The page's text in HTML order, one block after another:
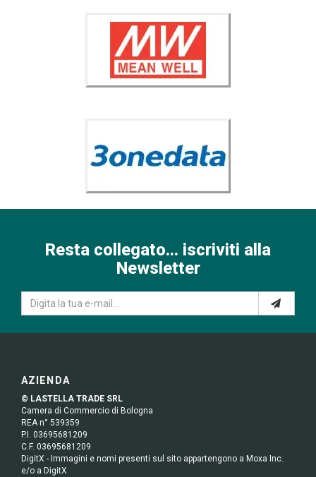
Resta collegato... iscriviti alla
Newsletter
AZIENDA
© LASTELLA TRADE SRL
Camera di Commercio di Bologna
REA n° 539359
P.I. 03695681209
C.F. 03695681209
DigitX - Immagini e nomi presenti sul sito appartengono a Moxa Inc.
e/o a DigitX